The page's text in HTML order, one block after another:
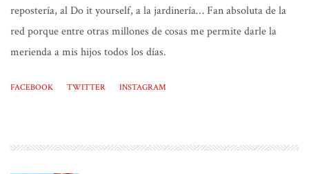
repostería, al Do it yourself, a la jardinería… Fan absoluta de la
red porque entre otras millones de cosas me permite darle la
merienda a mis hijos todos los días.
FACEBOOK TWITTER INSTAGRAM